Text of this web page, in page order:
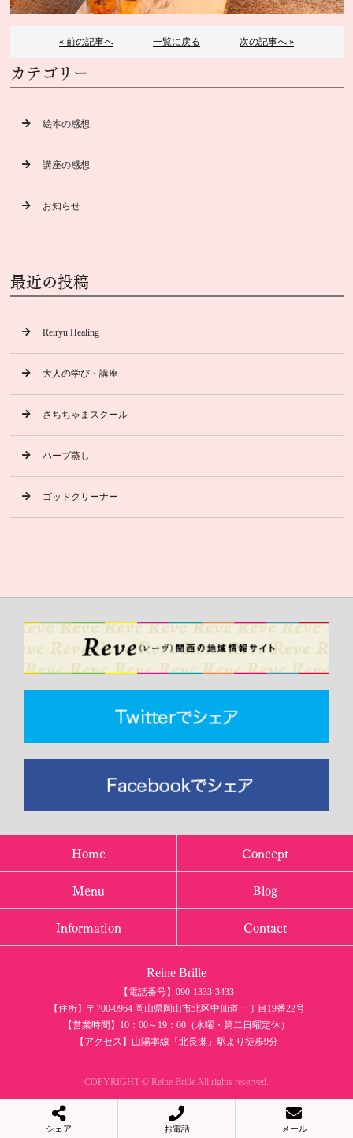
« 前の記事へ 一覧に戻る 次の記事へ »
カテゴリー
絵本の感想
講座の感想
お知らせ
最近の投稿
Reiryu Healing
大人の学び・講座
さちちゃまスクール
ハーブ蒸し
ゴッドクリーナー
Home
Concept
Menu
Blog
Information
Contact
Reine Brille
【電話番号】090-1333-3433
【住所】〒700-0964 岡山県岡山市北区中仙道一丁目19番22号
【営業時間】10：00～19：00（水曜・第二日曜定休）
【アクセス】山陽本線「北長瀬」駅より徒歩9分
COPYRIGHT © Reine Brille All rights reserved.
シェア お電話 メール